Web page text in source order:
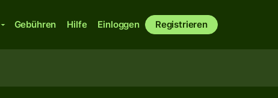
Gebühren Hilfe Einloggen Registrieren